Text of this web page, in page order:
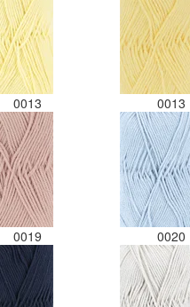
0013 0013
0019 0020